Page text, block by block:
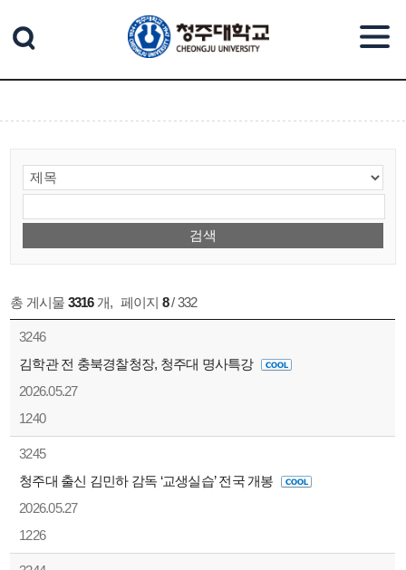
총 게시물 3316개, 페이지 8/ 332
3246
김학관 전 충북경찰청장, 청주대 명사특강
2026.05.27
1240
3245
청주대 출신 김민하 감독 ‘교생실습’ 전국 개봉
2026.05.27
1226